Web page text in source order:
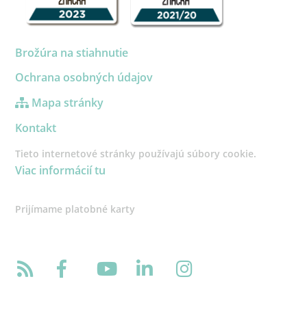
Brožúra na stiahnutie
Ochrana osobných údajov
Mapa stránky
Kontakt
Tieto internetové stránky používajú súbory cookie.
Viac informácií tu
Prijímame platobné karty